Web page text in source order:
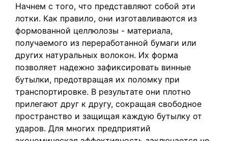
Начнем с того, что представляют собой эти
лотки. Как правило, они изготавливаются из
формованной целлюлозы - материала,
получаемого из переработанной бумаги или
других натуральных волокон. Их форма
позволяет надежно зафиксировать винные
бутылки, предотвращая их поломку при
транспортировке. В результате они плотно
прилегают друг к другу, сокращая свободное
пространство и защищая каждую бутылку от
ударов. Для многих предприятий